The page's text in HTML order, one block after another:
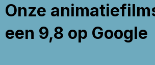
Onze
een 9,8 op Google